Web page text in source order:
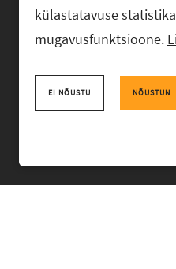
+372 618 0820,
külastatavuse
mugavusfunktsioone.
EI NÕUSTU NÕUSTUN